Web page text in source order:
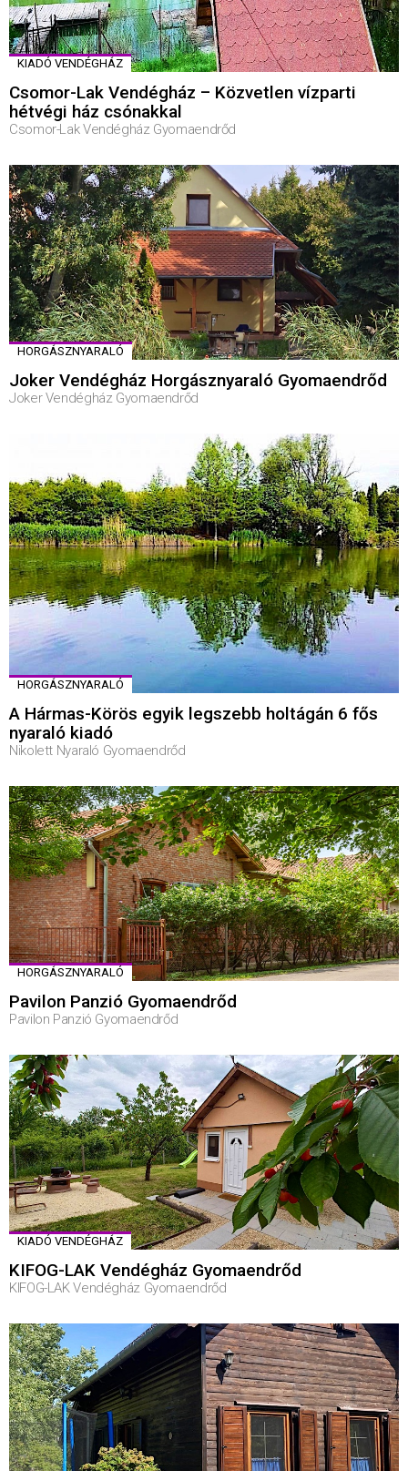
KIADÓ VENDÉGHÁZ
Csomor-Lak Vendégház – Közvetlen vízparti
hétvégi ház csónakkal
Csomor-Lak Vendégház Gyomaendrőd
HORGÁSZNYARALÓ
Joker Vendégház Horgásznyaraló Gyomaendrőd
Joker Vendégház Gyomaendrőd
HORGÁSZNYARALÓ
A Hármas-Körös egyik legszebb holtágán 6 fős
nyaraló kiadó
Nikolett Nyaraló Gyomaendrőd
HORGÁSZNYARALÓ
Pavilon Panzió Gyomaendrőd
Pavilon Panzió Gyomaendrőd
KIADÓ VENDÉGHÁZ
KIFOG-LAK Vendégház Gyomaendrőd
KIFOG-LAK Vendégház Gyomaendrőd